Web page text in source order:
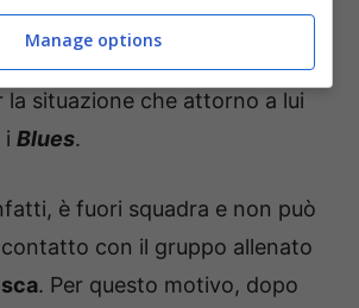
delChelsea. E che a
una ghiotta, ghiottissima
la situazione che attorno a lui
i Blues.
è fuori squadra e non può
con il gruppo allenato
. Per questo motivo, dopo
Manage options